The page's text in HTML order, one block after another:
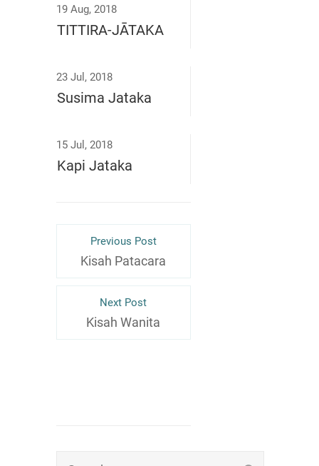
19 Aug, 2018
TITTIRA-JĀTAKA
23 Jul, 2018
Susima Jataka
15 Jul, 2018
Kapi Jataka
Previous Post
Kisah Patacara
Next Post
Kisah Wanita